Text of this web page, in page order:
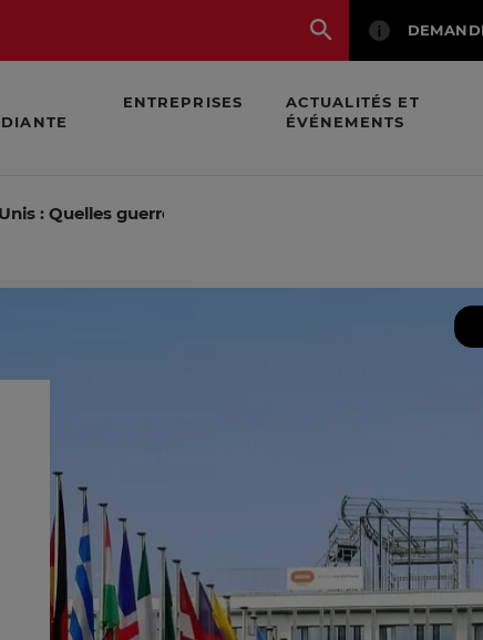
ENTREPRISES
ACTUALITÉS ET
ÉVÉNEMENTS
: Quelles guerres économiques ?"